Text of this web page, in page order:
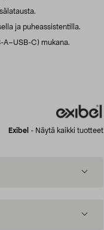
ja puheassistentilla.
A–USB-C) mukana.
Exibel - Näytä kaikki tuotteet